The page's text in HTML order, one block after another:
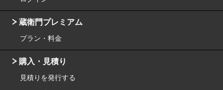
蔵衛門プレミアム
プラン・料金
購入・見積り
見積りを発行する